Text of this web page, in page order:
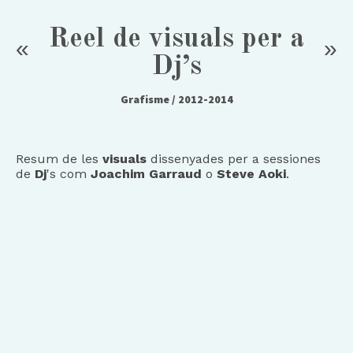
« »
Reel de visuals per a
Dj’s
Grafisme/ 2012-2014
Resum de les visuals dissenyades per a sessiones
de Dj's com Joachim Garraud o Steve Aoki.